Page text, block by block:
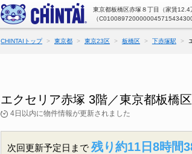
東京都板橋区赤塚８丁目（家賃
（
CHINTAIトップ 東京都 東京23区 板橋区 下赤塚駅
エクセリア赤塚 3階／東京都板橋
4日以内に物件情報が更新されました
次回更新予定日まで 残り約11日8時間